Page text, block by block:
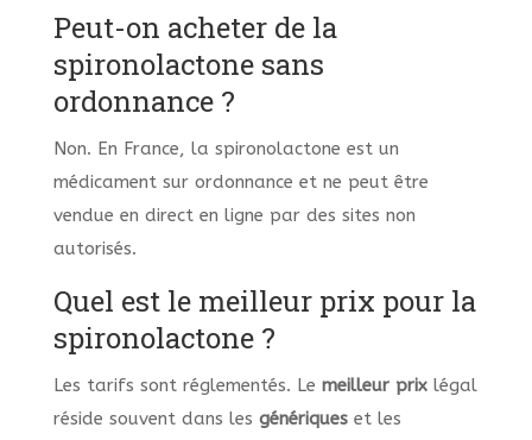
Peut-on acheter de la
spironolactone sans
ordonnance ?
Non. En France, la spironolactone est un
médicament sur ordonnance et ne peut être
vendue en direct en ligne par des sites non
autorisés.
Quel est le meilleur prix pour la
spironolactone ?
Les tarifs sont réglementés. Le meilleur prixlégal
réside souvent dans les génériqueset les